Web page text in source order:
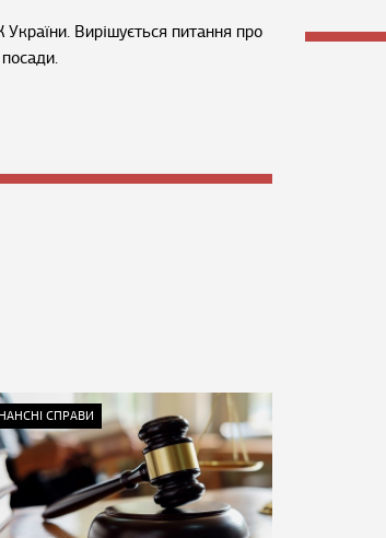
Вирішується питання про
СПРАВИ